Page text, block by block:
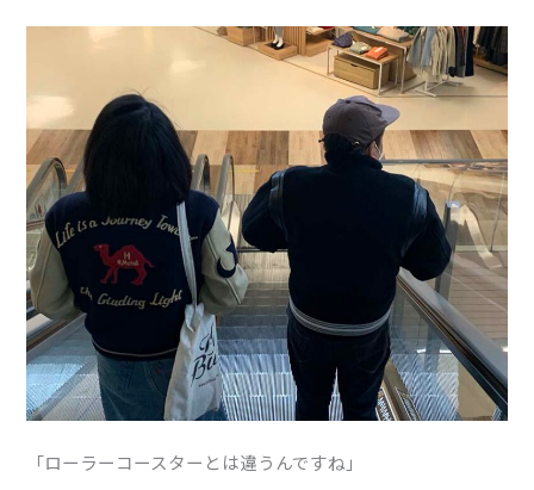
「ローラーコースターとは違うんですね」